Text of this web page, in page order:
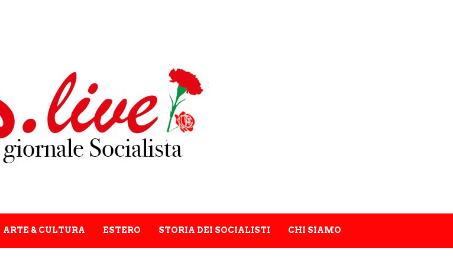
ARTE & CULTURA ESTERO STORIA DEI SOCIALISTI CHI SIAMO